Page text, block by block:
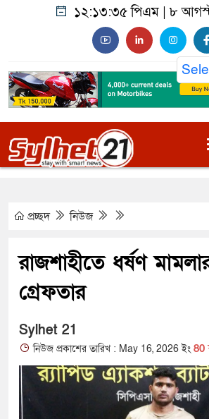
১২:১৩:৩৬ পিএম | ৮
প্রচ্ছদ নিউজ
রাজশাহীতে ধর্ষণ
গ্রেফতার
Sylhet 21
নিউজ প্রকাশের তারিখ : May 16, 2026 ইং 80